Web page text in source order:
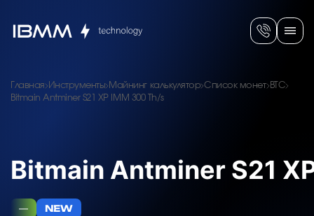
Главная Инструменты Майнинг калькулятор Список монет BTC
Bitmain Antminer S21 XP IMM 300 Th/s
Bitmain Antminer S21
— NEW